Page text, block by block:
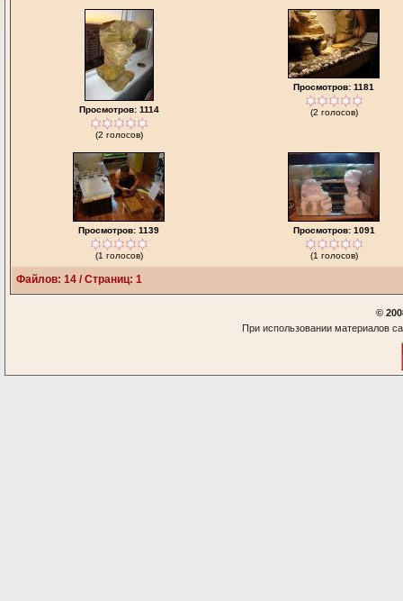
Просмотров: 1114
(2 голосов)
Просмотров: 1181
(2 голосов)
Просмотров: 1139
(1 голосов)
Просмотров: 1091
(1 голосов)
Файлов: 14 / Страниц: 1
©
При использовании материалов